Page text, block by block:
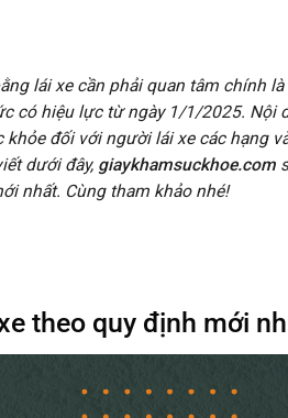
lái xe cần phải quan tâm chính
có hiệu lực từ ngày 1/1/2025. Nội
đối với người lái xe các hạng
dưới đây, giaykhamsuckhoe.com
nhất. Cùng tham khảo nhé!
theo quy định mới